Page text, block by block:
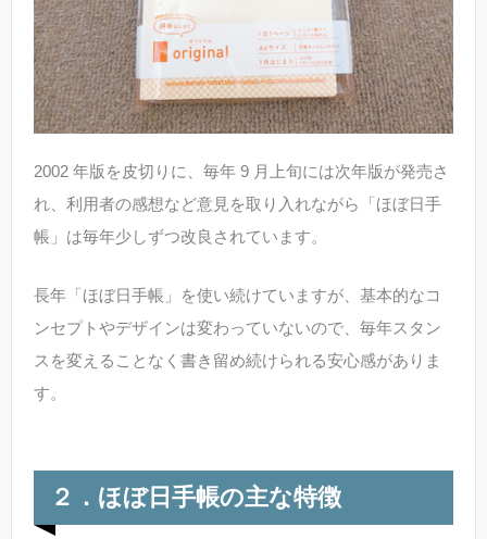
2002 年版を皮切りに、毎年 9 月上旬には次年版が発売さ
れ、利用者の感想など意見を取り入れながら「ほぼ日手
帳」は毎年少しずつ改良されています。
長年「ほぼ日手帳」を使い続けていますが、基本的なコ
ンセプトやデザインは変わっていないので、毎年スタン
スを変えることなく書き留め続けられる安心感がありま
す。
２．ほぼ日手帳の主な特徴